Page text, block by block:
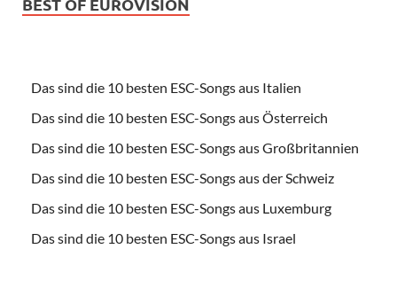
Das sind die 10 besten ESC-Songs aus Italien
Das sind die 10 besten ESC-Songs aus Österreich
Das sind die 10 besten ESC-Songs aus Großbritannien
Das sind die 10 besten ESC-Songs aus der Schweiz
Das sind die 10 besten ESC-Songs aus Luxemburg
Das sind die 10 besten ESC-Songs aus Israel